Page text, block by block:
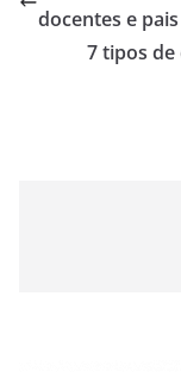
docentes e
7 tipos